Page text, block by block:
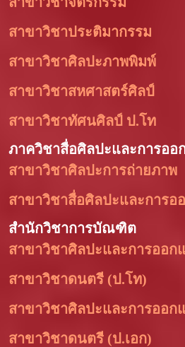
สาขาวิชาประติมากรรม
สาขาวิชาศิลปะภาพพิมพ์
สาขาวิชาสหศาสตร์ศิลป์
สาขาวิชาทัศนศิลป์ ป.โท
ภาควิชาสื่อศิลปะและการออ
สาขาวิชาศิลปะการถ่ายภาพ
สาขาวิชาสื่อศิลปะและการอ
สำนักวิชาการบัณฑิต
สาขาวิชาศิลปะและการออก
สาขาวิชาดนตรี (ป.โท)
สาขาวิชาศิลปะและการออก
สาขาวิชาดนตรี (ป.เอก)